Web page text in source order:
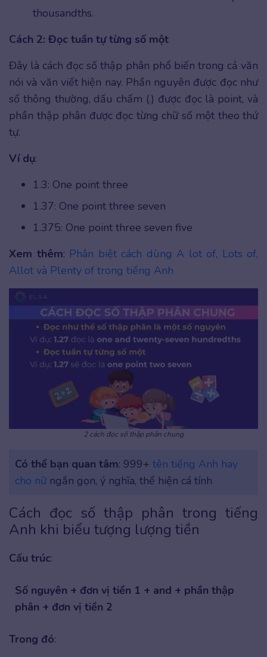
thousandths.
Cách 2: Đọc tuần tự từng số một
Đây là cách đọc số thập phân phổ biến trong cả văn
nói và văn viết hiện nay. Phần nguyên được đọc như
số thông thường, dấu chấm (.) được đọc là point, và
phần thập phân được đọc từng chữ số một theo thứ
tự.
Ví dụ:
1.3: One point three
1.37: One point three seven
1.375: One point three seven five
Xem thêm: Phân biệt cách dùng A lot of, Lots of,
Allot và Plenty of trong tiếng Anh
2 cách đọc số thập phân chung
Có thể bạn quan tâm: 999+ tên tiếng Anh hay
cho nữngắn gọn, ý nghĩa, thể hiện cá tính
Cách đọc số thập phân trong tiếng
Anh khi biểu tượng lượng tiền
Cấu trúc:
Số nguyên + đơn vị tiền 1 + and + phần thập
phân + đơn vị tiền 2
Trong đó: